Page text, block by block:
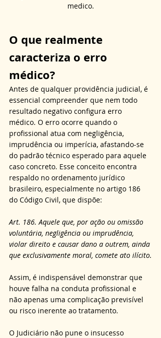
medico.
O que realmente
caracteriza o erro
médico?
Antes de qualquer providência judicial, é
essencial compreender que nem todo
resultado negativo configura erro
médico. O erro ocorre quando o
profissional atua com negligência,
imprudência ou imperícia, afastando-se
do padrão técnico esperado para aquele
caso concreto. Esse conceito encontra
respaldo no ordenamento jurídico
brasileiro, especialmente no artigo 186
do Código Civil, que dispõe:
Art. 186. Aquele que, por ação ou omissão
voluntária, negligência ou imprudência,
violar direito e causar dano a outrem, ainda
que exclusivamente moral, comete ato ilícito.
Assim, é indispensável demonstrar que
houve falha na conduta profissional e
não apenas uma complicação previsível
ou risco inerente ao tratamento.
O Judiciário não pune o insucesso